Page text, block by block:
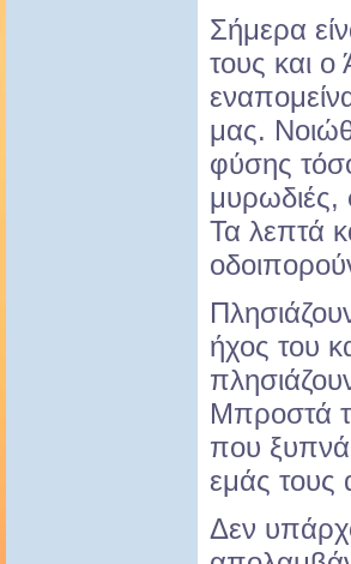
Σήμερα
τους και
μας.
φύσης
μυρωδιές,
Τα λεπτά
ήχος του
Μπροστά
που ξυπνά
εμάς
Δεν